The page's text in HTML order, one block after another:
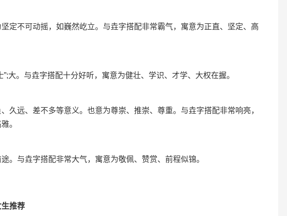
定不可动摇，如巍然屹立。与垚字搭配非常霸气，寓意为正直、坚定、高
大。与垚字搭配十分好听，寓意为健壮、学识、才学、大权在握。
久远、差不多等意义。也意为尊崇、推崇、尊重。与垚字搭配非常响亮，
。
。与垚字搭配非常大气，寓意为敬佩、赞赏、前程似锦。
推荐